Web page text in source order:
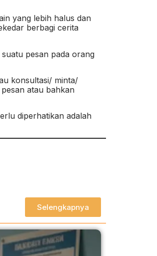
yang lebih halus dan
berbagi cerita
pesan pada orang
konsultasi/ minta/
atau bahkan
diperhatikan adalah
Selengkapnya